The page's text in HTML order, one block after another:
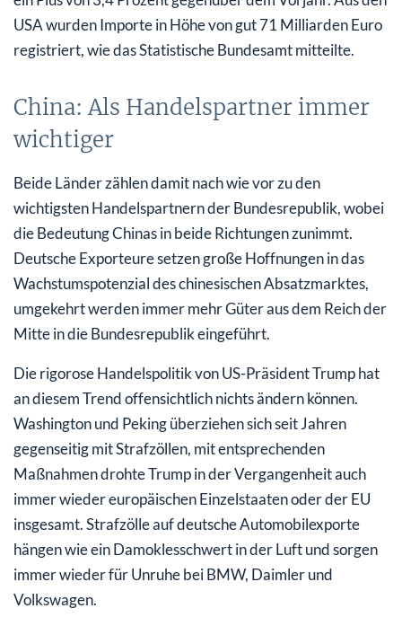
USA wurden Importe in Höhe von gut 71 Milliarden Euro
registriert, wie das Statistische Bundesamt mitteilte.
China: Als Handelspartner immer
wichtiger
Beide Länder zählen damit nach wie vor zu den
wichtigsten Handelspartnern der Bundesrepublik, wobei
die Bedeutung Chinas in beide Richtungen zunimmt.
Deutsche Exporteure setzen große Hoffnungen in das
Wachstumspotenzial des chinesischen Absatzmarktes,
umgekehrt werden immer mehr Güter aus dem Reich der
Mitte in die Bundesrepublik eingeführt.
Die rigorose Handelspolitik von US-Präsident Trump hat
an diesem Trend offensichtlich nichts ändern können.
Washington und Peking überziehen sich seit Jahren
gegenseitig mit Strafzöllen, mit entsprechenden
Maßnahmen drohte Trump in der Vergangenheit auch
immer wieder europäischen Einzelstaaten oder der EU
insgesamt. Strafzölle auf deutsche Automobilexporte
hängen wie ein Damoklesschwert in der Luft und sorgen
immer wieder für Unruhe bei BMW, Daimler und
Volkswagen.